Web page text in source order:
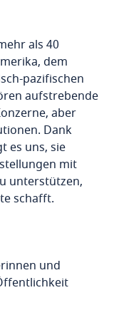
als 40
dem
pazifischen
aufstrebende
aber
Dank
es uns, sie
mit
unterstützen,
schafft.
und